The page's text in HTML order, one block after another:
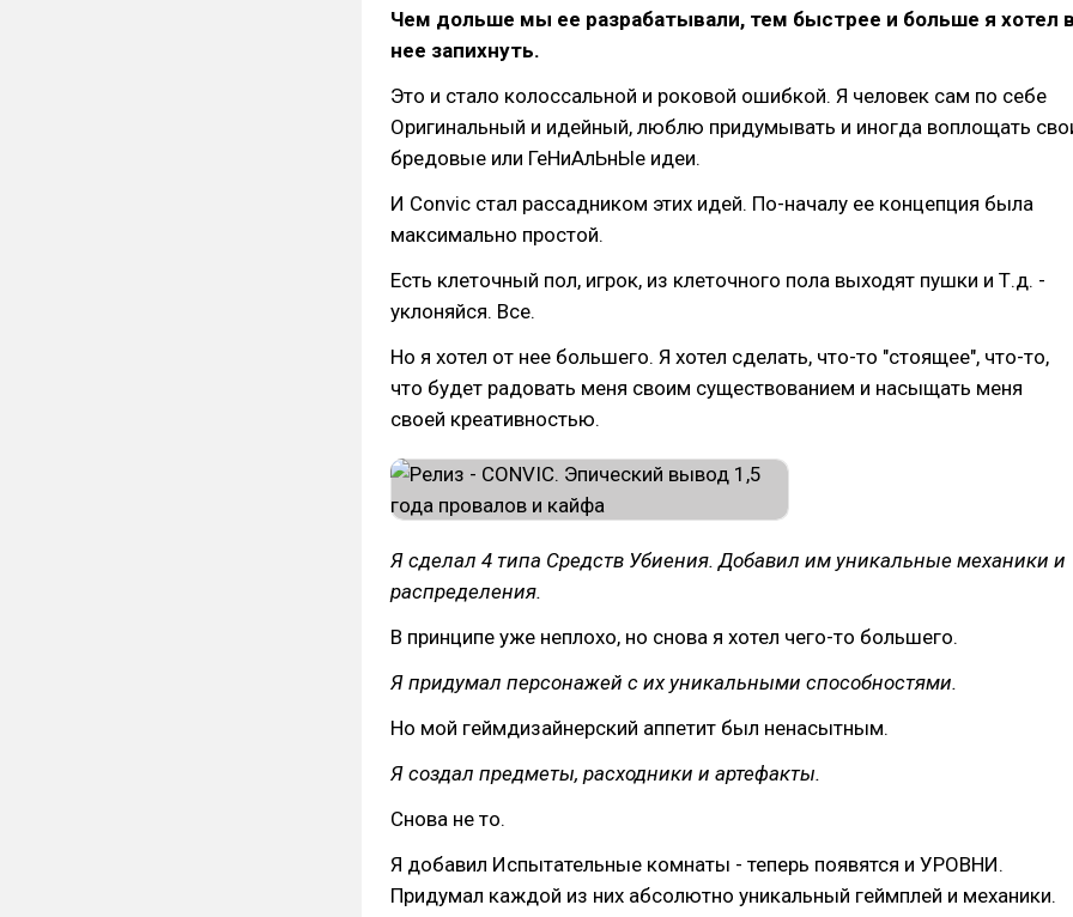
Чем дольше мы ее разрабатывали, тем быстрее и больше я хотел
нее запихнуть.
Это и стало колоссальной и роковой ошибкой. Я человек сам по себе
Оригинальный и идейный, люблю придумывать и иногда воплощать
бредовые или ГеНиАлЬнЫе идеи.
И Convic стал рассадником этих идей. По-началу ее концепция была
максимально простой.
Есть клеточный пол, игрок, из клеточного пола выходят пушки и Т.д. -
уклоняйся. Все.
Но я хотел от нее большего. Я хотел сделать, что-то "стоящее", что-то,
что будет радовать меня своим существованием и насыщать меня
своей креативностью.
Я сделал 4 типа Средств Убиения. Добавил им уникальные механики и
распределения.
В принципе уже неплохо, но снова я хотел чего-то большего.
Я придумал персонажей с их уникальными способностями.
Но мой геймдизайнерский аппетит был ненасытным.
Я создал предметы, расходники и артефакты.
Снова не то.
Я добавил Испытательные комнаты - теперь появятся и УРОВНИ.
Придумал каждой из них абсолютно уникальный геймплей и механики.